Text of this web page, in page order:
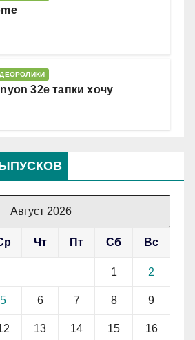
32e тапки хочу
Август 2026
Чт Пт Сб Вс
1 2
5 6 7 8 9
13 14 15 16